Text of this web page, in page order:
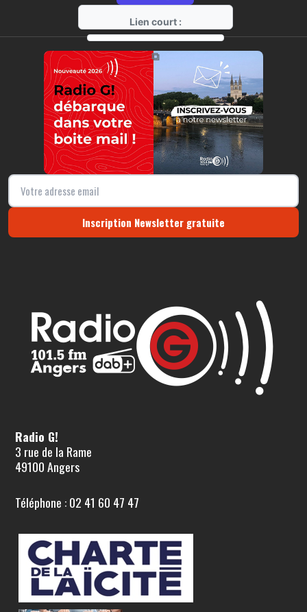
Lien court :
https://radio-g.fr?18060
⧉
Inscription Newsletter gratuite
Radio G!
3 rue de la Rame
49100 Angers
Téléphone : 02 41 60 47 47